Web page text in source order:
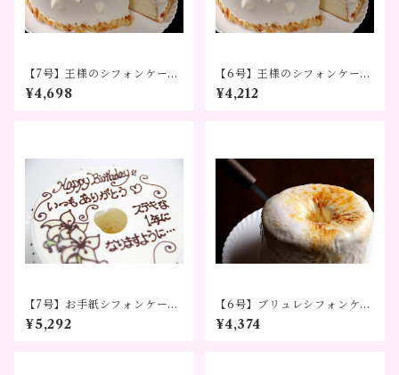
【7号】王様のシフォンケーキ
®～記念日やお礼に選ばれる贈
り物～
¥4,698
【6号】王様のシフォンケーキ
®～記念日やお礼に選ばれる贈
り物～
¥4,212
【7号】お手紙シフォンケー
キ カサブランカ ～気持ちを
かたちに～
¥5,292
【6号】ブリュレシフォンケー
キ～とろける甘さで特別なひ
とときを～
¥4,374